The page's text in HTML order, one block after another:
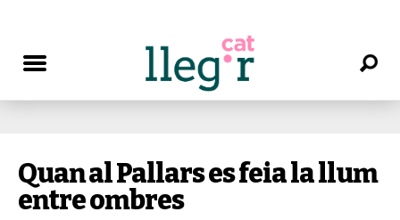
Quan al Pallars es feia la llum
entre ombres